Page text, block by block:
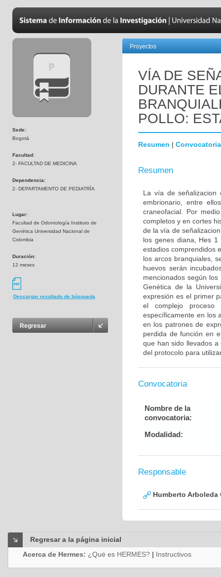
Sede:
Bogotá
Facultad:
2- FACULTAD DE MEDICINA
Dependencia:
2- DEPARTAMENTO DE PEDIATRÍA
Lugar:
Facultad de Odontología Instituto de
Genética Universidad Nacional de
Colombia
Duración:
12 meses
Descargar resultado de búsqueda
Regresar
Proyectos
VÍA DE
DURANTE
POLLO:
Resumen | Convocatoria
Resumen
La vía de señalizacion
embrionario, entre
craneofacial. Por
completos y en cortes
de la vía de
los genes diana, Hes
estadios comprendidos
los arcos branquiales,
huevos serán
mencionados según
Genética de la
expresión es el primer
el complejo proceso
específicamente en los
en los patrones de
perdida de función en
que han sido llevados
del protocolo para
Convocatoria
Nombre de la
convocatoria:
Modalidad:
Responsable
Humberto Arboleda
Regresar a la página inicial
Acerca de Hermes: ¿Qué es HERMES? | Instructivos